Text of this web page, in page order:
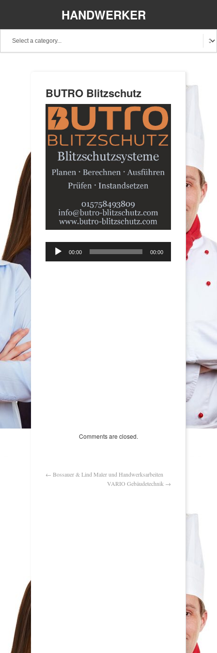
HANDWERKER
BUTRO Blitzschutz
Audio-
Player
00:00 00:00
Comments are closed.
← Bossauer & Lind Maler und Handwerksarbeiten
VARIO Gebäudetechnik →